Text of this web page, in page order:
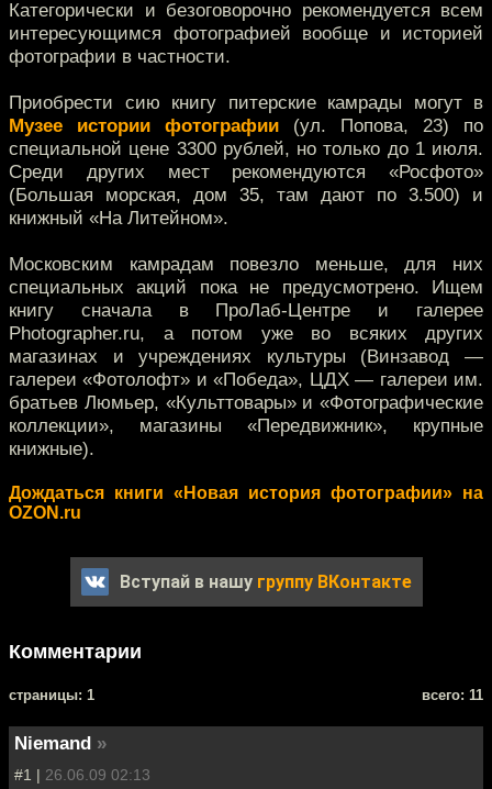
Категорически и безоговорочно рекомендуется всем
интересующимся фотографией вообще и историей
фотографии в частности.
Приобрести сию книгу питерские камрады могут в
Музее истории фотографии (ул. Попова, 23) по
специальной цене 3300 рублей, но только до 1 июля.
Среди других мест рекомендуются «Росфото»
(Большая морская, дом 35, там дают по 3.500) и
книжный «На Литейном».
Московским камрадам повезло меньше, для них
специальных акций пока не предусмотрено. Ищем
книгу сначала в ПроЛаб-Центре и галерее
Photographer.ru, а потом уже во всяких других
магазинах и учреждениях культуры (Винзавод —
галереи «Фотолофт» и «Победа», ЦДХ — галереи им.
братьев Люмьер, «Культтовары» и «Фотографические
коллекции», магазины «Передвижник», крупные
книжные).
Дождаться книги «Новая история фотографии» на
OZON.ru
Вступай в нашу группу ВКонтакте
Комментарии
cтраницы: 1 всего: 11
Niemand »
#1 | 26.06.09 02:13